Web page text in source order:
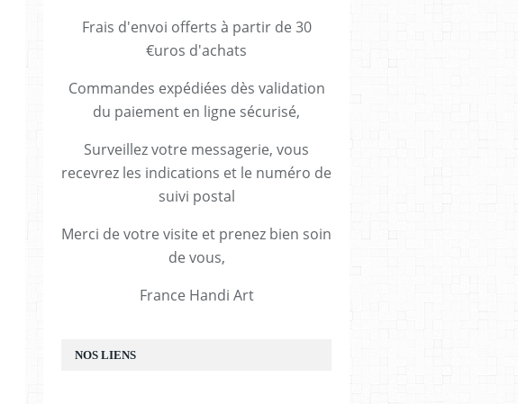
Frais d'envoi offerts à partir de 30
€uros d'achats
Commandes expédiées dès validation
du paiement en ligne sécurisé,
Surveillez votre messagerie, vous
recevrez les indications et le numéro de
suivi postal
Merci de votre visite et prenez bien soin
de vous,
France Handi Art
NOS LIENS